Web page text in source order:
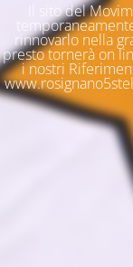
Il sito del
rinnovarlo nella
presto tornerà on
i nostri